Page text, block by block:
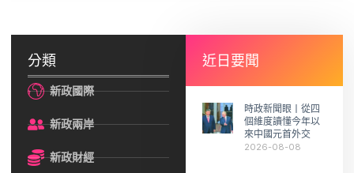
分類
新政國際
新政兩岸
新政財經
近日要聞
時政新聞眼丨從四
個維度讀懂今年以
來中國元首外交
2026-08-08